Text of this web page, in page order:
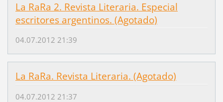
La RaRa 2. Revista Literaria. Especial
escritores argentinos. (Agotado)
04.07.2012 21:39
La RaRa. Revista Literaria. (Agotado)
04.07.2012 21:37